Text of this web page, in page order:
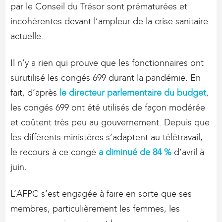
par le Conseil du Trésor sont prématurées et
incohérentes devant l’ampleur de la crise sanitaire
actuelle.
Il n’y a rien qui prouve que les fonctionnaires ont
surutilisé les congés 699 durant la pandémie. En
fait, d’après le directeur parlementaire du budget,
les congés 699 ont été utilisés de façon modérée
et coûtent très peu au gouvernement. Depuis que
les différents ministères s’adaptent au télétravail,
le recours à ce congé a diminué de 84 % d’avril à
juin.
L’AFPC s’est engagée à faire en sorte que ses
membres, particulièrement les femmes, les